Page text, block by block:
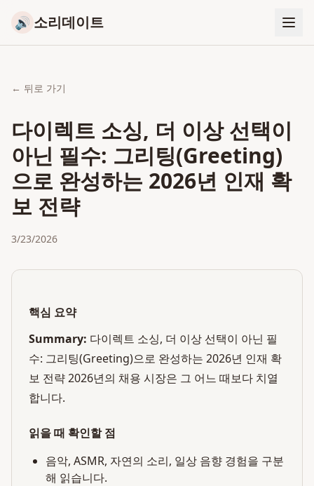
🔊 소리데이트
← 뒤로 가기
다이렉트 소싱, 더 이상 선택이
아닌 필수: 그리팅(Greeting)
으로 완성하는 2026년 인재 확
보 전략
3/23/2026
핵심 요약
Summary: 다이렉트 소싱, 더 이상 선택이 아닌 필
수: 그리팅(Greeting)으로 완성하는 2026년 인재 확
보 전략 2026년의 채용 시장은 그 어느 때보다 치열
합니다.
읽을 때 확인할 점
음악, ASMR, 자연의 소리, 일상 음향 경험을 구분
해 읽습니다.